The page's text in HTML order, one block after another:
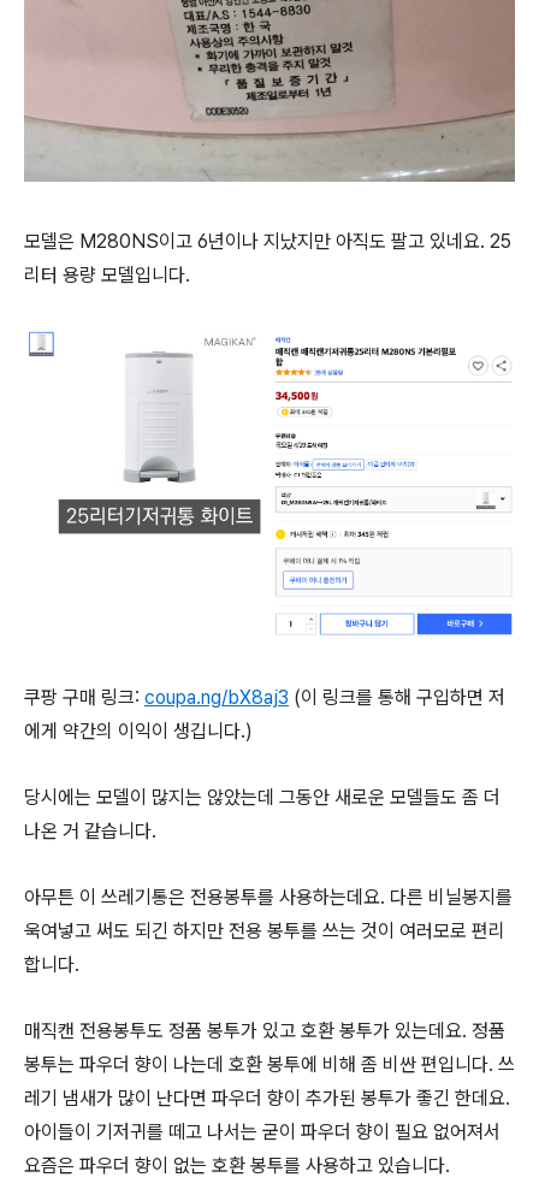
모델은 M280NS이고 6년이나 지났지만 아직도 팔고 있네요. 25
리터 용량 모델입니다.
쿠팡 구매 링크: coupa.ng/bX8aj3 (이 링크를 통해 구입하면 저
에게 약간의 이익이 생깁니다.)
당시에는 모델이 많지는 않았는데 그동안 새로운 모델들도 좀 더
나온 거 같습니다.
아무튼 이 쓰레기통은 전용봉투를 사용하는데요. 다른 비닐봉지를
욱여넣고 써도 되긴 하지만 전용 봉투를 쓰는 것이 여러모로 편리
합니다.
매직캔 전용봉투도 정품 봉투가 있고 호환 봉투가 있는데요. 정품
봉투는 파우더 향이 나는데 호환 봉투에 비해 좀 비싼 편입니다. 쓰
레기 냄새가 많이 난다면 파우더 향이 추가된 봉투가 좋긴 한데요.
아이들이 기저귀를 떼고 나서는 굳이 파우더 향이 필요 없어져서
요즘은 파우더 향이 없는 호환 봉투를 사용하고 있습니다.